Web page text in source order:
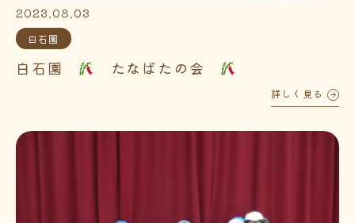
2023.08.03
白石園
白石園 たなばたの会
詳しく見る